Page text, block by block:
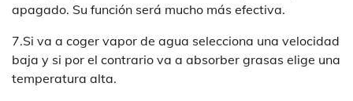
apagado. Su función será mucho más efectiva.
7.Si va a coger vapor de agua selecciona una velocidad
baja y si por el contrario va a absorber grasas elige una
temperatura alta.